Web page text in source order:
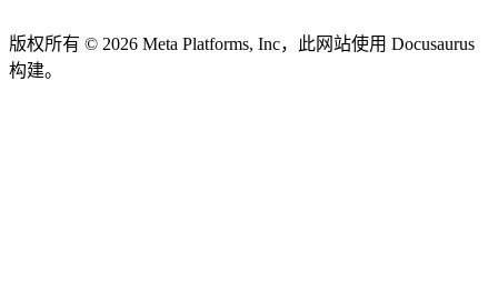
版权所有 © 2026 Meta Platforms, Inc，此网站使用 Docusaurus
构建。